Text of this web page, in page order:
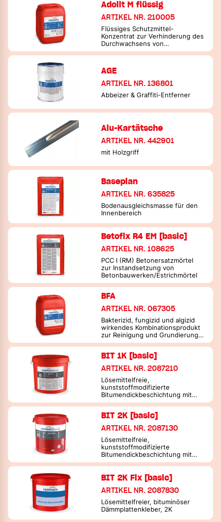
Adolit M flüssig
ARTIKEL NR. 210005
Flüssiges Schutzmittel-
Konzentrat zur Verhinderung des
Durchwachsens von
Hausschwamm durch Mauerwerk
AGE
ARTIKEL NR. 136801
Abbeizer & Graffiti-Entferner
Alu-Kartätsche
ARTIKEL NR. 442901
mit Holzgriff
Baseplan
ARTIKEL NR. 635825
Bodenausgleichsmasse für den
Innenbereich
Betofix R4 EM [basic]
ARTIKEL NR. 108625
PCC I (RM) Betonersatzmörtel
zur Instandsetzung von
Betonbauwerken/Estrichmörtel
BFA
ARTIKEL NR. 067305
Bakterizid, fungizid und algizid
wirkendes Kombinationsprodukt
zur Reinigung und Grundierung
vergrünter und
Baustoffe
BIT 1K [basic]
ARTIKEL NR. 2087210
Lösemittelfreie,
kunststoffmodifizierte
Bitumendickbeschichtung mit
Polystyrol, 1K
BIT 2K [basic]
ARTIKEL NR. 2087130
Lösemittelfreie,
kunststoffmodifizierte
Bitumendickbeschichtung mit
Polystyrol, 2K
BIT 2K Fix [basic]
ARTIKEL NR. 2087830
Lösemittelfreier, bituminöser
Dämmplattenkleber, 2K